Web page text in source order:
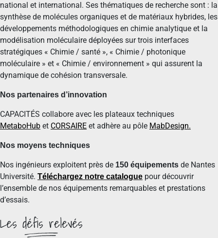
national et international. Ses thématiques de recherche sont : la
synthèse de molécules organiques et de matériaux hybrides, les
développements méthodologiques en chimie analytique et la
modélisation moléculaire déployées sur trois interfaces
stratégiques « Chimie / santé », « Chimie / photonique
moléculaire » et « Chimie / environnement » qui assurent la
dynamique de cohésion transversale.
Nos partenaires d’innovation
CAPACITÉS collabore avec les plateaux techniques
MetaboHub et CORSAIRE et adhère au pôle MabDesign.
Nos moyens techniques
Nos ingénieurs exploitent près de 150 équipements de Nantes
Université. Téléchargez notre catalogue pour découvrir
l’ensemble de nos équipements remarquables et prestations
d’essais.
Les défis relevés